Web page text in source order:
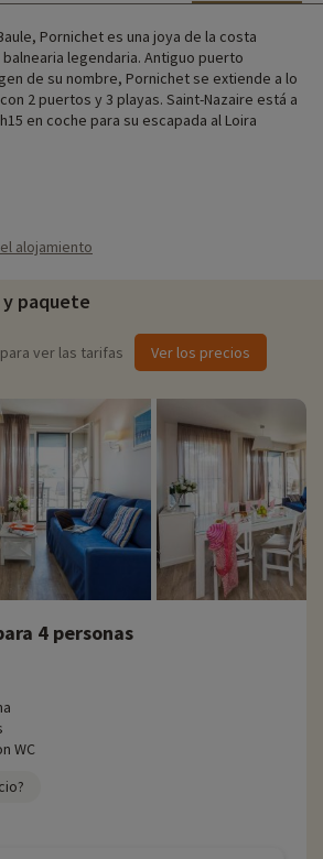
Pornichet es una joya de la costa
legendaria. Antiguo puerto
de su nombre, Pornichet se extiende a lo
2 puertos y 3 playas. Saint-Nazaire está a
en coche para su escapada al Loira
están totalmente equipados y pueden alojar
pone a su disposición una serie de servicios
a disfrutar al máximo de su estancia:
acceso WIFI e incluso préstamo
para familias con niños pequeños.
in situ
precisa sobre las actividades disponibles in
del club, contenido del pack bebé,
del acceso a la piscina climatizada durante
relajarse junto a la piscina en las
las sombrillas con el sonido del agua sin
de desayuno en recepción o
Los precios se pueden consultar en
alojamiento
paquete
ver las tarifas Ver los precios
4 personas
WC